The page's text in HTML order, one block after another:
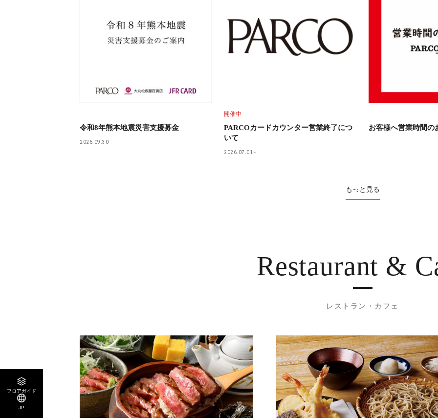
フロアガイド
JP
令和8年熊本地震災害支援募金
2026.09.30
開催中
PARCOカードカウンター営業終了につ
いて
2026.07.01
お客様へ営業時間の
もっと見る
Restaurant &
レストラン・カフェ